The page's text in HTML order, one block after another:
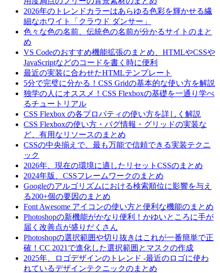
2026年のトレンドカラーはあらゆる色彩を輝かせる繊
細なホワイト「クラウド ダンサー」
色々な色の名前、伝統色の名前が分かるサイトのまと
め
VS Codeのおすすめ機能拡張のまとめ、HTMLやCSSや
JavaScriptなどのコードを書く時に便利
最近の実装に合わせたHTMLテンプレート
5分で完璧に分かる！CSS Gridの基本的な使い方を解説
独学の人にオススメ！CSS Flexboxの基礎を一通り学べ
るチュートリアル
CSS Flexbox の各プロパティの使い方を詳しく解説
CSS Flexboxの使い方・バグ情報・グリッドの実装な
ど、有用なリソースのまとめ
CSSの中央揃えで、最も万能で信頼できる実装テクニ
ック
2026年、現在の環境に適したリセットCSSのまとめ
2024年版、CSSフレームワークのまとめ
Googleのアルゴリズムにおける検索順位に影響を与え
る200+個の要因のまとめ
Font Awesome アイコンの使い方と便利な機能のまとめ
Photoshopの新機能がかなり便利！かゆいところに手が
届く改善点が盛りだくさん
Photoshopの選択範囲や切り抜きはこれが一番簡単で正
確！CC 2021で進化した選択範囲とマスクの作成
2025年、ロゴデザインのトレンド -最近のロゴに使わ
れているデザインテクニックのまとめ